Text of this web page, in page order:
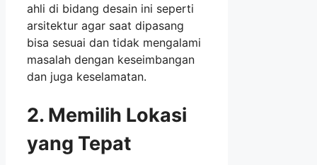
ahli di bidang desain ini seperti
arsitektur agar saat dipasang
bisa sesuai dan tidak mengalami
masalah dengan keseimbangan
dan juga keselamatan.
2. Memilih Lokasi
yang Tepat